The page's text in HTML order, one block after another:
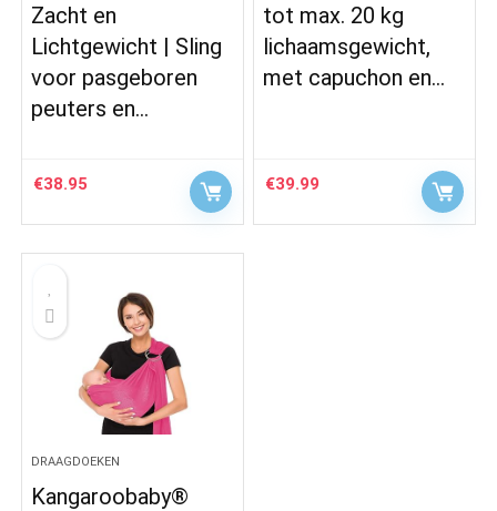
Zacht en
Lichtgewicht | Sling
voor pasgeboren
peuters en…
€38.95
tot max. 20 kg
lichaamsgewicht,
met capuchon en…
€39.99
DRAAGDOEKEN
Kangaroobaby®